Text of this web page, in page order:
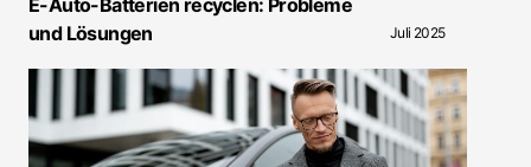
und Lösungen
Juli 2025